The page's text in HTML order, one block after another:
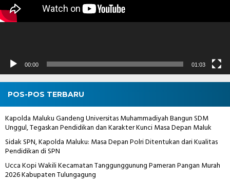
00:00 01:03
POS-POS TERBARU
Kapolda Maluku Gandeng Universitas Muhammadiyah Bangun SDM
Unggul, Tegaskan Pendidikan dan Karakter Kunci Masa Depan Maluk
Sidak SPN, Kapolda Maluku: Masa Depan Polri Ditentukan dari Kualitas
Pendidikan di SPN
Ucca Kopi Wakili Kecamatan Tanggunggunung Pameran Pangan Murah
2026 Kabupaten Tulungagung